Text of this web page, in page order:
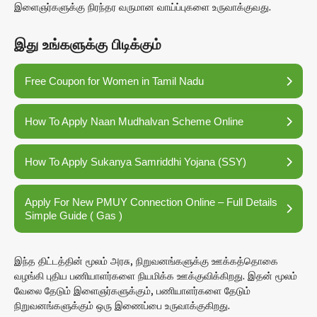
இளைஞர்களுக்கு நிரந்தர வருமான வாய்ப்புகளை உருவாக்குவது.
இது உங்களுக்கு பிடிக்கும்
Free Coupon for Women in Tamil Nadu
How To Apply Naan Mudhalvan Scheme Online
How To Apply Sukanya Samriddhi Yojana (SSY)
Apply For New PMUY Connection Online – Full Details
Simple Guide ( Gas )
இந்த திட்டத்தின் மூலம் அரசு, நிறுவனங்களுக்கு ஊக்கத்தொகை
வழங்கி புதிய பணியாளர்களை நியமிக்க ஊக்குவிக்கிறது. இதன் மூலம்
வேலை தேடும் இளைஞர்களுக்கும், பணியாளர்களை தேடும்
நிறுவனங்களுக்கும் ஒரு இணைப்பை உருவாக்குகிறது.